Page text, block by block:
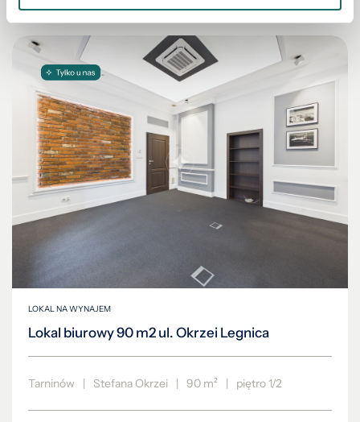
LOKAL NA WYNAJEM
Lokal biurowy 90 m2 ul. Okrzei Legnica
Tarninów | Stefana Okrzei | 90 m² | piętro 1/2